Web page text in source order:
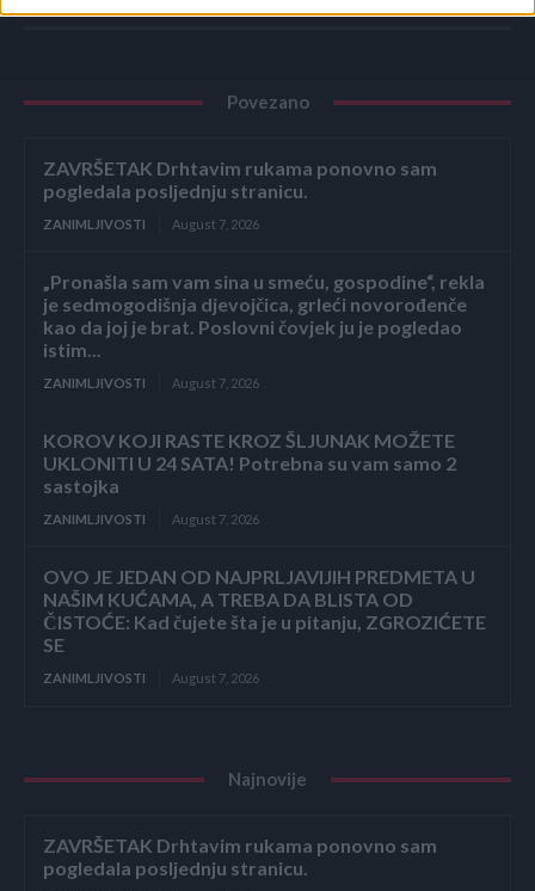
Povezano
ZAVRŠETAK Drhtavim rukama ponovno sam
pogledala posljednju stranicu.
ZANIMLJIVOSTI August 7, 2026
„Pronašla sam vam sina u smeću, gospodine“, rekla
je sedmogodišnja djevojčica, grleći novorođenče
kao da joj je brat. Poslovni čovjek ju je pogledao
istim...
ZANIMLJIVOSTI August 7, 2026
KOROV KOJI RASTE KROZ ŠLJUNAK MOŽETE
UKLONITI U 24 SATA! Potrebna su vam samo 2
sastojka
ZANIMLJIVOSTI August 7, 2026
OVO JE JEDAN OD NAJPRLJAVIJIH PREDMETA U
NAŠIM KUĆAMA, A TREBA DA BLISTA OD
ČISTOĆE: Kad čujete šta je u pitanju, ZGROZIĆETE
SE
ZANIMLJIVOSTI August 7, 2026
Najnovije
ZAVRŠETAK Drhtavim rukama ponovno sam
pogledala posljednju stranicu.